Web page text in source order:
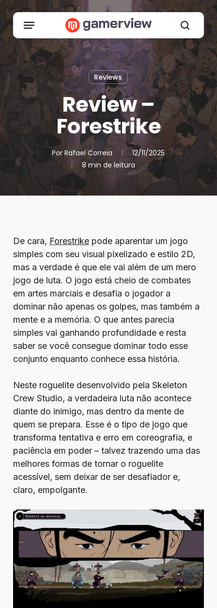
Skip
main
content
search
Menu
Reviews
Review –
Forestrike
Por Rafael Correia
12/11/2025
8 min de leitura
De cara, Forestrikepode aparentar um jogo
simples com seu visual pixelizado e estilo 2D,
mas a verdade é que ele vai além de um mero
jogo de luta. O jogo está cheio de combates
em artes marciais e desafia o jogador a
dominar não apenas os golpes, mas também a
mente e a memória. O que antes parecia
simples vai ganhando profundidade e resta
saber se você consegue dominar todo esse
conjunto enquanto conhece essa história.
Neste roguelite desenvolvido pela Skeleton
Crew Studio, a verdadeira luta não acontece
diante do inimigo, mas dentro da mente de
quem se prepara. Esse é o tipo de jogo que
transforma tentativa e erro em coreografia, e
paciência em poder – talvez trazendo uma das
melhores formas de tornar o roguelite
acessível, sem deixar de ser desafiador e,
claro, empolgante.